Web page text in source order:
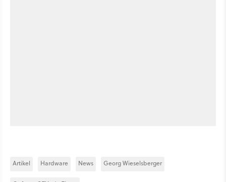
Artikel Hardware News Georg Wieselsberger